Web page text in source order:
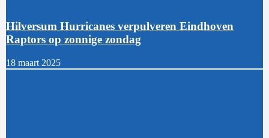
Hilversum Hurricanes verpulveren Eindhoven
Raptors op zonnige zondag
18 maart 2025